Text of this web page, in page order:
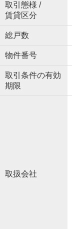
取引態様 /
賃貸区分
総戸数
物件番号
取引条件の有効
期限
取扱会社